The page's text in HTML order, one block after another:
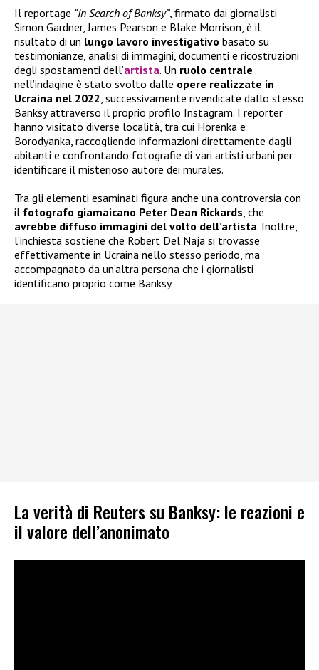
Il reportage “In Search of Banksy”, firmato dai giornalisti
Simon Gardner, James Pearson e Blake Morrison, è il
risultato di un lungo lavoro investigativo basato su
testimonianze, analisi di immagini, documenti e ricostruzioni
degli spostamenti dell’artista. Un ruolo centrale
nell’indagine è stato svolto dalle opere realizzate in
Ucraina nel 2022, successivamente rivendicate dallo stesso
Banksy attraverso il proprio profilo Instagram. I reporter
hanno visitato diverse località, tra cui Horenka e
Borodyanka, raccogliendo informazioni direttamente dagli
abitanti e confrontando fotografie di vari artisti urbani per
identificare il misterioso autore dei murales.
Tra gli elementi esaminati figura anche una controversia con
il fotografo giamaicano Peter Dean Rickards, che
avrebbe diffuso immagini del volto dell’artista. Inoltre,
l’inchiesta sostiene che Robert Del Naja si trovasse
effettivamente in Ucraina nello stesso periodo, ma
accompagnato da un’altra persona che i giornalisti
identificano proprio come Banksy.
La verità di Reuters su Banksy: le reazioni e
il valore dell’anonimato